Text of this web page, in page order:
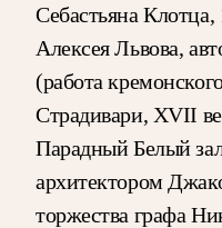
Себастьяна Клотца,
Алексея Львова,
(работа
Страдивари, XVII
Парадный Белый
архитектором
торжества графа